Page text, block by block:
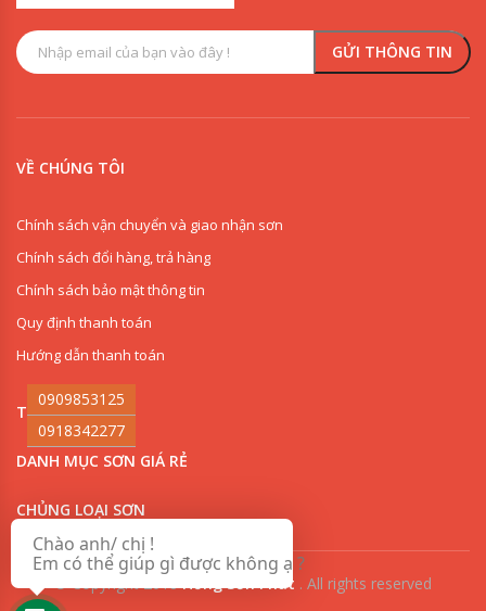
VỀ CHÚNG TÔI
Chính sách vận chuyển và giao nhận sơn
Chính sách đổi hàng, trả hàng
Chính sách bảo mật thông tin
Quy định thanh toán
Hướng dẫn thanh toán
THI CÔNG SƠN
DANH MỤC SƠN GIÁ RẺ
CHỦNG LOẠI SƠN
© Copyright 2018Hồng Sơn Phát . All rights reserved
0909853125
0918342277
Chào anh/ chị !
Em có thể giúp gì được không ạ ?